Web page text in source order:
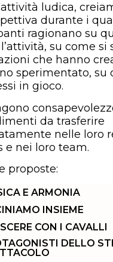
ludica,
durante i
ragionano su
su come si
che hanno
sperimentato, su
in gioco.
da trasferire
nelle loro
e nei loro team.
proposte:
E ARMONIA
INSIEME
CON I CAVALLI
DELLO